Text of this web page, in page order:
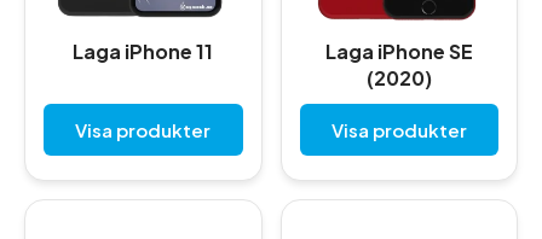
Laga iPhone 11
Visa produkter
Laga iPhone SE
(2020)
Visa produkter